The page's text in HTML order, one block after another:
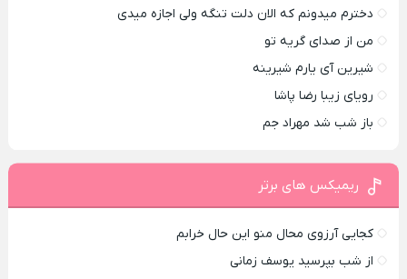
دخترم میدونم که الان دلت تنگه ولی اجازه میدی
من از صدای گريه تو
شیرین آی یارم شیرینه
رویای زیبا رضا پاشا
باز شب شد مهراد جم
ریمیکس های برتر
کجایی آرزوی محال منو این حال خرابم
از شب بپرسید یوسف زمانی